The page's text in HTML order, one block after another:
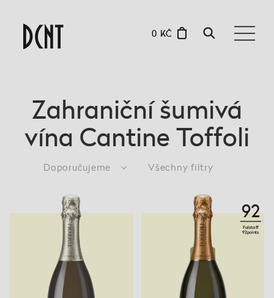
0 KČ
Zahraniční šumivá
vína Cantine Toffoli
Doporučujeme Všechny filtry
92
Falstaff
92points